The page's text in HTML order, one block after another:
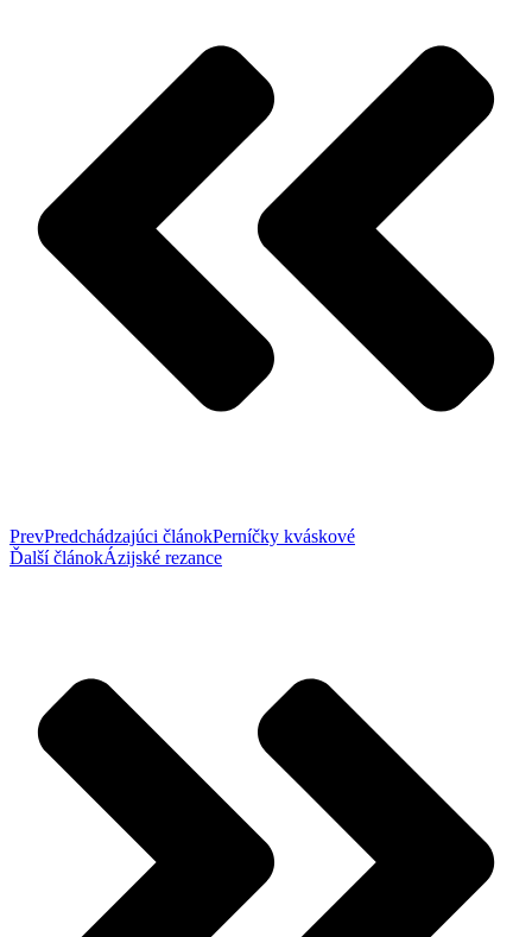
PrevPredchádzajúci článokPerníčky kváskové
Ďalší článokÁzijské rezance